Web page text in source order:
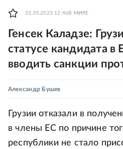
01.05.2023 12:46 В МИРЕ
Генсек Каладзе:
статусе кандидата в
вводить санкции
Александр Бушев
Грузии отказали в
в члены ЕС по причине
республики не стало